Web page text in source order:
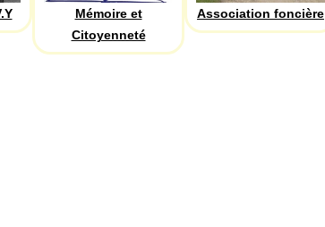
Mémoire et
Citoyenneté
Association foncière